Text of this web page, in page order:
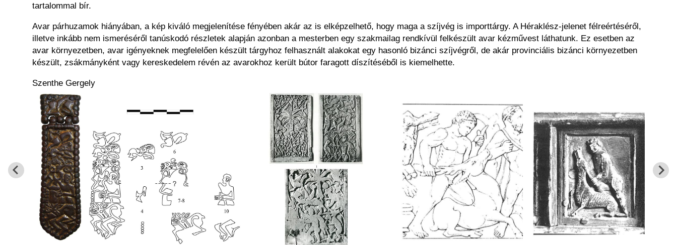
tartalommal bír.
Avar párhuzamok hiányában, a kép kiváló megjelenítése fényében akár az is elképzelhető, hogy maga a szíjvég is importtárgy. A Héraklész-jelenet félreértéséről,
illetve inkább nem ismeréséről tanúskodó részletek alapján azonban a mesterben egy szakmailag rendkívül felkészült avar kézművest láthatunk. Ez esetben az
avar környezetben, avar igényeknek megfelelően készült tárgyhoz felhasznált alakokat egy hasonló bizánci szíjvégről, de akár provinciális bizánci környezetben
készült, zsákmányként vagy kereskedelem révén az avarokhoz került bútor faragott díszítéséből is kiemelhette.
Szenthe Gergely